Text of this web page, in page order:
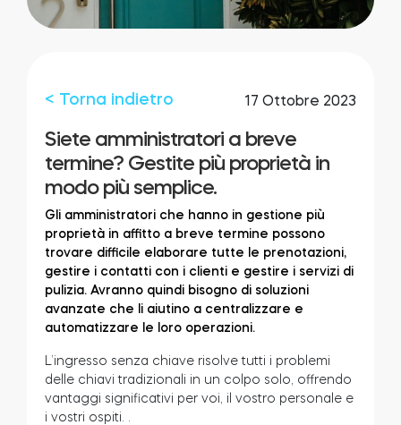
Accessori
Tedee Bridge
Door Sensor
< Torna indietro 17 Ottobre 2023
Siete amministratori a breve
termine? Gestite più proprietà in
modo più semplice.
Gli amministratori che hanno in gestione più
proprietà in affitto a breve termine possono
trovare difficile elaborare tutte le prenotazioni,
gestire i contatti con i clienti e gestire i servizi di
pulizia. Avranno quindi bisogno di soluzioni
avanzate che li aiutino a centralizzare e
automatizzare le loro operazioni.
L’ingresso senza chiave risolve tutti i problemi
delle chiavi tradizionali in un colpo solo, offrendo
vantaggi significativi per voi, il vostro personale e
i vostri ospiti.